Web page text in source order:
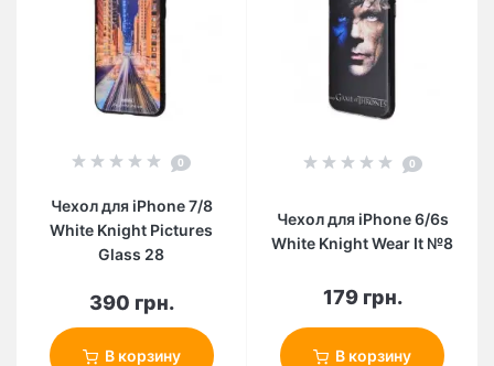
0
Чехол для iPhone 7/8
White Knight Pictures
Glass 28
390 грн.
В корзину
0
Чехол для iPhone 6/6s
White Knight Wear It №8
179 грн.
В корзину